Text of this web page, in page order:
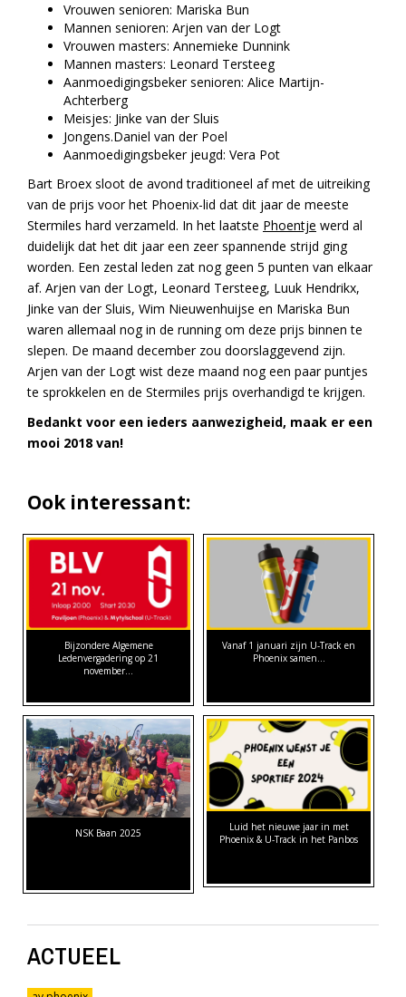
Vrouwen senioren: Mariska Bun
Mannen senioren: Arjen van der Logt
Vrouwen masters: Annemieke Dunnink
Mannen masters: Leonard Tersteeg
Aanmoedigingsbeker senioren: Alice Martijn-
Achterberg
Meisjes: Jinke van der Sluis
Jongens.Daniel van der Poel
Aanmoedigingsbeker jeugd: Vera Pot
Bart Broex sloot de avond traditioneel af met de uitreiking
van de prijs voor het Phoenix-lid dat dit jaar de meeste
Stermiles hard verzameld. In het laatste Phoentje werd al
duidelijk dat het dit jaar een zeer spannende strijd ging
worden. Een zestal leden zat nog geen 5 punten van elkaar
af. Arjen van der Logt, Leonard Tersteeg, Luuk Hendrikx,
Jinke van der Sluis, Wim Nieuwenhuijse en Mariska Bun
waren allemaal nog in de running om deze prijs binnen te
slepen. De maand december zou doorslaggevend zijn.
Arjen van der Logt wist deze maand nog een paar puntjes
te sprokkelen en de Stermiles prijs overhandigd te krijgen.
Bedankt voor een ieders aanwezigheid, maak er een
mooi 2018 van!
Ook interessant:
Bijzondere Algemene
Ledenvergadering op 21
november…
Vanaf 1 januari zijn U-Track en
Phoenix samen…
NSK Baan 2025
Luid het nieuwe jaar in met
Phoenix & U-Track in het Panbos
ACTUEEL